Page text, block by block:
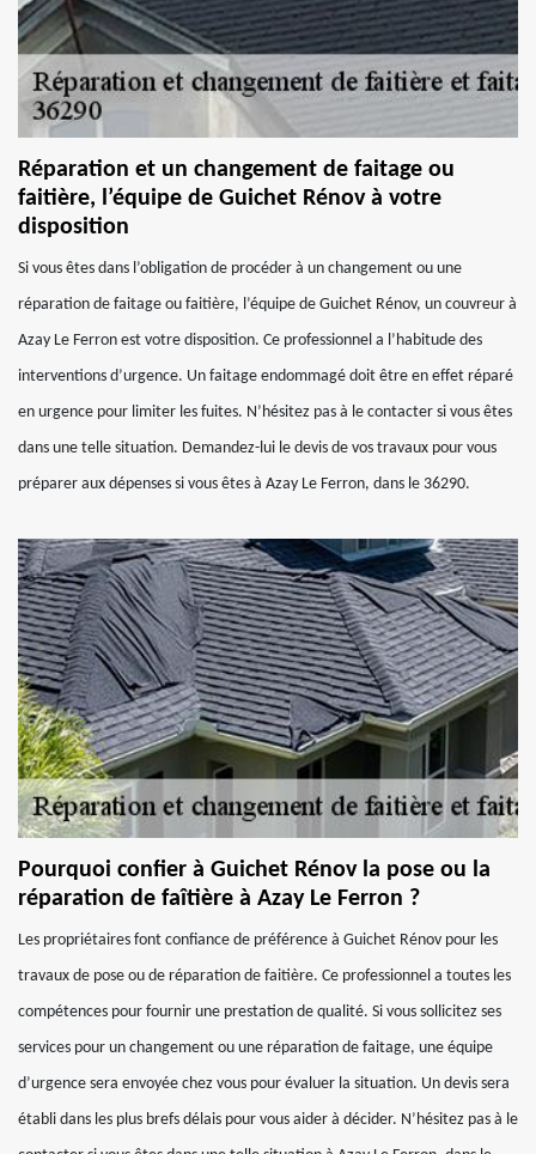
Réparation et un changement de faitage ou
faitière, l’équipe de Guichet Rénov à votre
disposition
Si vous êtes dans l’obligation de procéder à un changement ou une
réparation de faitage ou faitière, l’équipe de Guichet Rénov, un couvreur à
Azay Le Ferron est votre disposition. Ce professionnel a l’habitude des
interventions d’urgence. Un faitage endommagé doit être en effet réparé
en urgence pour limiter les fuites. N’hésitez pas à le contacter si vous êtes
dans une telle situation. Demandez-lui le devis de vos travaux pour vous
préparer aux dépenses si vous êtes à Azay Le Ferron, dans le 36290.
Pourquoi confier à Guichet Rénov la pose ou la
réparation de faîtière à Azay Le Ferron ?
Les propriétaires font confiance de préférence à Guichet Rénov pour les
travaux de pose ou de réparation de faitière. Ce professionnel a toutes les
compétences pour fournir une prestation de qualité. Si vous sollicitez ses
services pour un changement ou une réparation de faitage, une équipe
d’urgence sera envoyée chez vous pour évaluer la situation. Un devis sera
établi dans les plus brefs délais pour vous aider à décider. N’hésitez pas à le